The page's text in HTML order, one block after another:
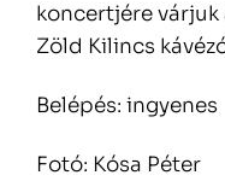
koncertjére várjuk
Zöld Kilincs
Belépés: ingyenes
Fotó: Kósa Péter